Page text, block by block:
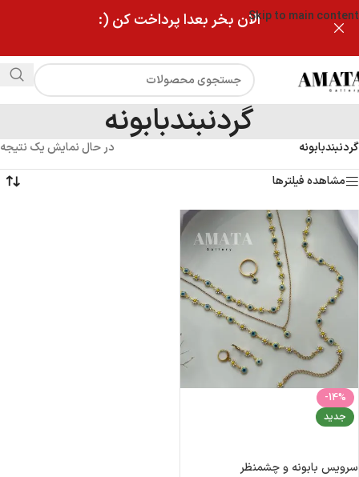
Skip to main contentالان بخر بعدا پرداخت کن (:
گردنبندبابونه
گردنبندبابونه
در حال نمایش یک نتیجه
مشاهده فیلترها
-14%
جدید
سرویس بابونه و چشمنظر